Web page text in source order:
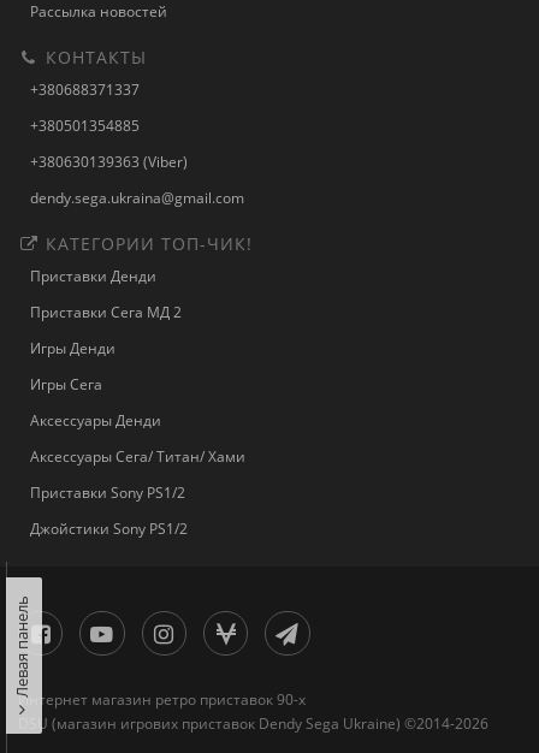
Рассылка новостей
КОНТАКТЫ
+380688371337
+380501354885
+380630139363 (Viber)
dendy.sega.ukraina@gmail.com
КАТЕГОРИИ ТОП-ЧИК!
Приставки Денди
Приставки Сега МД 2
Игры Денди
Игры Сега
Аксессуары Денди
Аксессуары Сега/ Титан/ Хами
Приставки Sony PS1/2
Джойстики Sony PS1/2
Интернет магазин ретро приставок 90-х
DSU (магазин игрових приставок Dendy Sega Ukraine) ©2014-2026
Левая панель